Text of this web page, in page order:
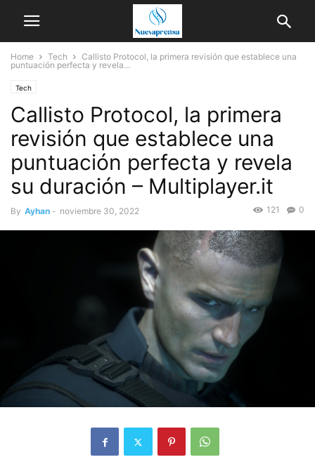
Home Tech
Callisto Protocol, la primera revisión que establece una
puntuación perfecta y revela...
Tech
Callisto Protocol, la primera
revisión que establece una
puntuación perfecta y revela
su duración – Multiplayer.it
By Ayhan - noviembre 30, 2022 0
121